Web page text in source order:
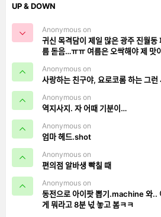
UP & DOWN
Anonymous on
귀신 목격담이 제일 많은 광주
름 돋음…ㅠㅠ 여름은 오싹해야 제
Anonymous on
사랑하는 친구야, 요로코롬 하는 그런
Anonymous on
역지사지. 자 어때 기분이…
Anonymous on
엄마 헤드.shot
Anonymous on
편의점 알바생 빡칠 때
Anonymous on
동전으로 아이팟 뽑기.machine 와..
게 뭐라고 8분 넋 놓고 봄ㅋㅋ